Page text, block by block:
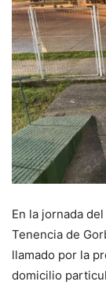
En la jornada
Tenencia de
llamado por la
domicilio